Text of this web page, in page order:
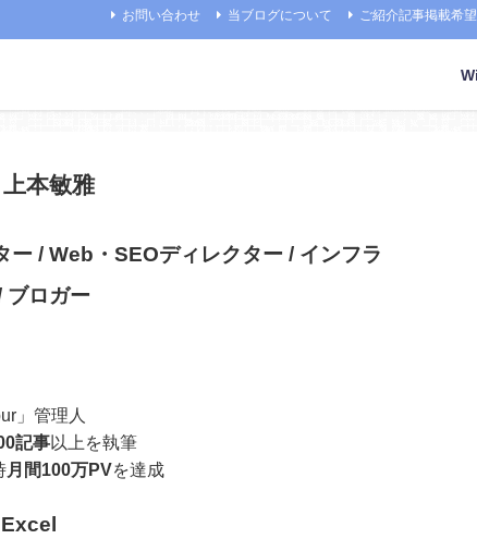
お問い合わせ 当ブログについて ご紹介記事掲載希
本敏雅
ー / Web・SEOディレクター / インフラ
ブロガー
」管理人
記事 以上を執筆
月間100万PVを達成